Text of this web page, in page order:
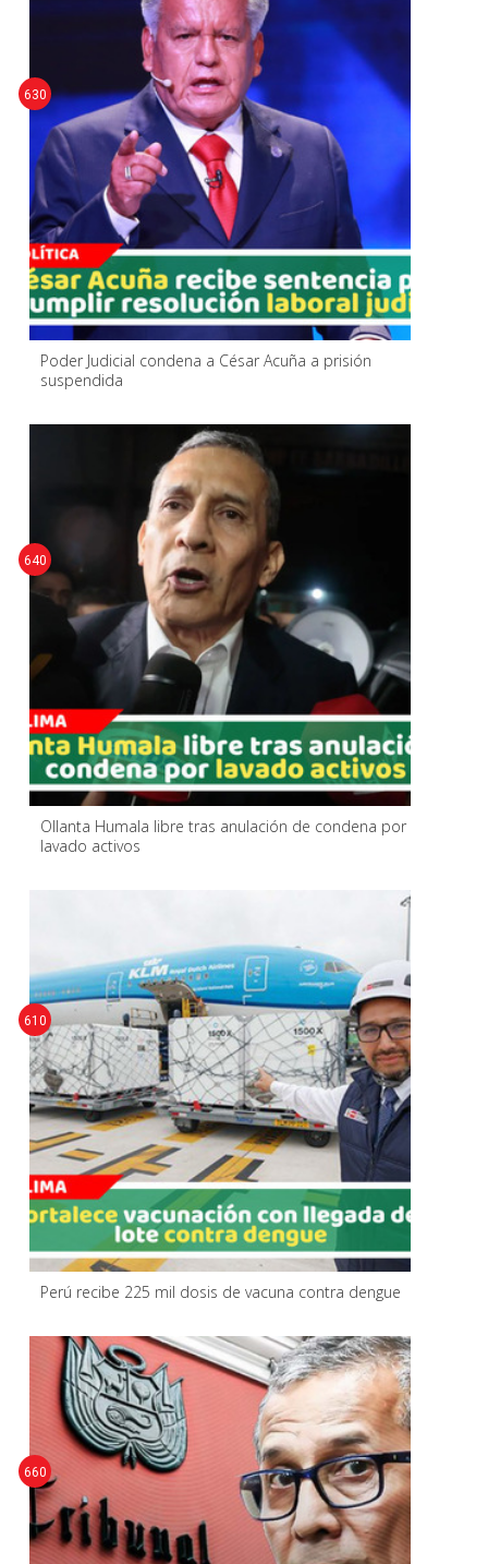
Poder Judicial condena a César Acuña a prisión
suspendida
630
Ollanta Humala libre tras anulación de condena por
lavado activos
640
Perú recibe 225 mil dosis de vacuna contra dengue
610
660